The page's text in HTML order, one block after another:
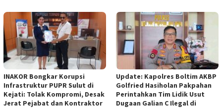
INAKOR Bongkar Korupsi
Infrastruktur PUPR Sulut di
Kejati: Tolak Kompromi, Desak
Jerat Pejabat dan Kontraktor
Update: Kapolres Boltim AKBP
Golfried Hasiholan Pakpahan
Perintahkan Tim Lidik Usut
Dugaan Galian C Ilegal di